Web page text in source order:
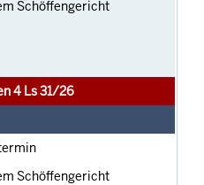
Schöffengericht
4 Ls 31/26
Schöffengericht